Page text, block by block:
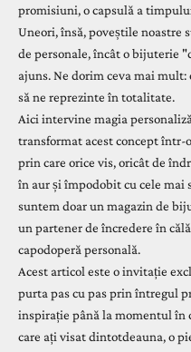
promisiuni, o capsulă a
Uneori, însă, poveștile noastre
de personale, încât o bijuterie
ajuns. Ne dorim ceva mai mult:
să ne reprezinte în totalitate.
Aici intervine magia
transformat acest concept într-
prin care orice vis, oricât de
în aur și împodobit cu cele mai
suntem doar un magazin de
un partener de încredere în
capodoperă personală.
Acest articol este o invitație
purta pas cu pas prin întregul
inspirație până la momentul în
care ați visat dintotdeauna, o